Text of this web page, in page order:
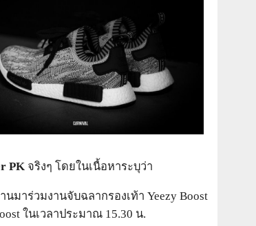
PK จริงๆ โดยในเนื้อหาระบุว่า
มาร่วมงานจับฉลากรองเท้า Yeezy Boost
ในเวลาประมาณ 15.30 น.